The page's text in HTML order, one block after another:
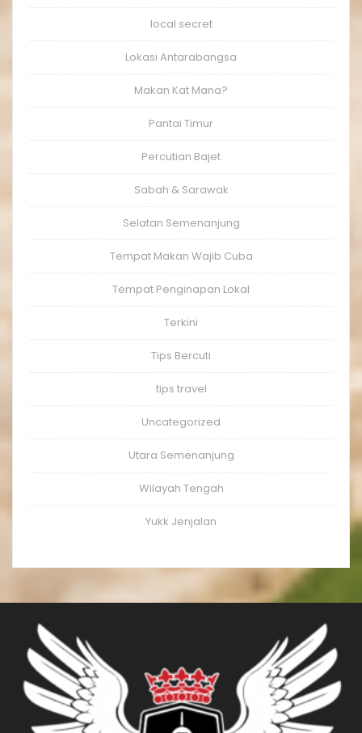
local secret
Lokasi Antarabangsa
Makan Kat Mana?
Pantai Timur
Percutian Bajet
Sabah & Sarawak
Selatan Semenanjung
Tempat Makan Wajib Cuba
Tempat Penginapan Lokal
Terkini
Tips Bercuti
tips travel
Uncategorized
Utara Semenanjung
Wilayah Tengah
Yukk Jenjalan